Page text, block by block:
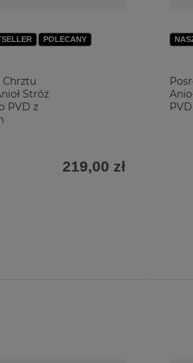
POLECANY
Chrztu
Stróż
PVD z
219,00 zł